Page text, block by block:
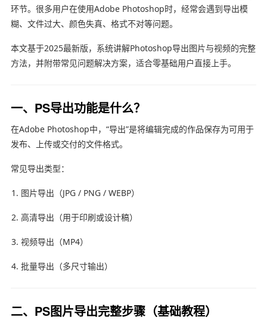
环节。很多用户在使用Adobe Photoshop时，经常会遇到导出模
糊、文件过大、颜色失真、格式不对等问题。
本文基于2025最新版，系统讲解Photoshop导出图片与视频的完整
方法，并附带常见问题解决方案，适合零基础用户直接上手。
一、PS导出功能是什么？
在Adobe Photoshop中，“导出”是将编辑完成的作品保存为可用于
发布、上传或交付的文件格式。
常见导出类型：
图片导出（JPG / PNG / WEBP）
高清导出（用于印刷或设计稿）
视频导出（MP4）
批量导出（多尺寸输出）
二、PS图片导出完整步骤（基础教程）